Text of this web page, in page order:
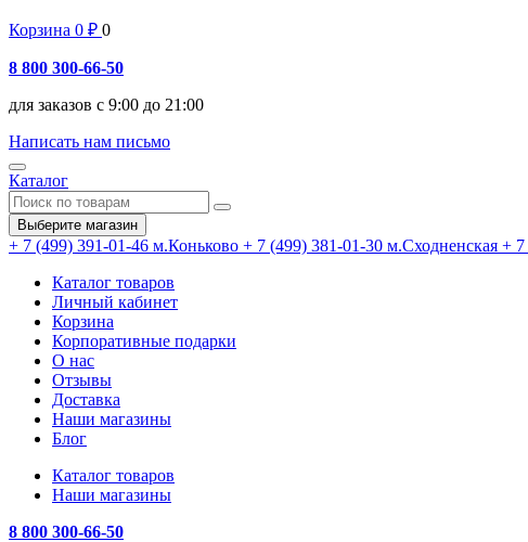
Корзина 0 ₽ 0
8 800 300-66-50
для заказов с 9:00 до 21:00
Написать нам письмо
Каталог
Выберите магазин
+ 7 (499) 391-01-46 м.Коньково + 7 (499) 381-01-30 м.Сходненская + 7
Каталог товаров
Личный кабинет
Корзина
Корпоративные подарки
О нас
Отзывы
Доставка
Наши магазины
Блог
Каталог товаров
Наши магазины
8 800 300-66-50